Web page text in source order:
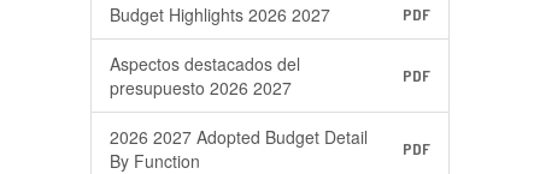
Budget Highlights 2026 2027 PDF
Aspectos destacados del
presupuesto 2026 2027
PDF
2026 2027 Adopted Budget Detail
By Function
PDF